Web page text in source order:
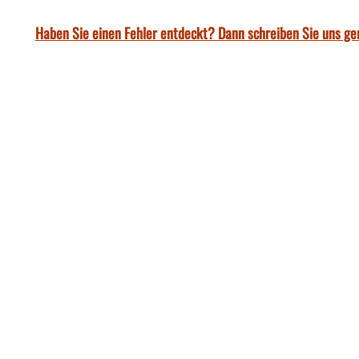
Haben Sie einen Fehler entdeckt? Dann schreiben Sie uns